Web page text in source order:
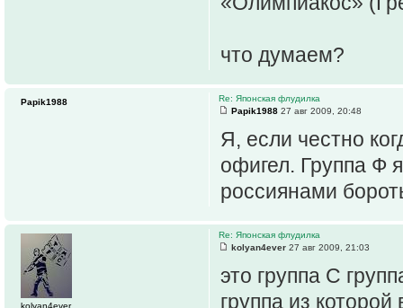
что думаем?
Re: Японская флудилка
Papik1988 27 авг 2009, 20:48
Я, если честно
офигел. Группа Ф
россиянами
Papik1988
Re: Японская флудилка
kolyan4ever 27 авг 2009, 21:03
это группа С
группа из
kolyan4ever